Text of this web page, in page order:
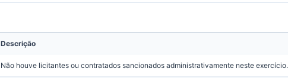
Descrição
Não houve licitantes ou contratados sancionados administrativamente neste exercício.